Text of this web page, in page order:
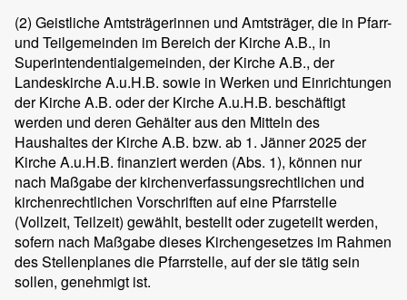
(2) Geistliche Amtsträgerinnen und Amtsträger, die in Pfarr-
und Teilgemeinden im Bereich der Kirche A.B., in
Superintendentialgemeinden, der Kirche A.B., der
Landeskirche A.u.H.B. sowie in Werken und Einrichtungen
der Kirche A.B. oder der Kirche A.u.H.B. beschäftigt
werden und deren Gehälter aus den Mitteln des
Haushaltes der Kirche A.B. bzw. ab 1. Jänner 2025 der
Kirche A.u.H.B. finanziert werden (Abs. 1), können nur
nach Maßgabe der kirchenverfassungsrechtlichen und
kirchenrechtlichen Vorschriften auf eine Pfarrstelle
(Vollzeit, Teilzeit) gewählt, bestellt oder zugeteilt werden,
sofern nach Maßgabe dieses Kirchengesetzes im Rahmen
des Stellenplanes die Pfarrstelle, auf der sie tätig sein
sollen, genehmigt ist.